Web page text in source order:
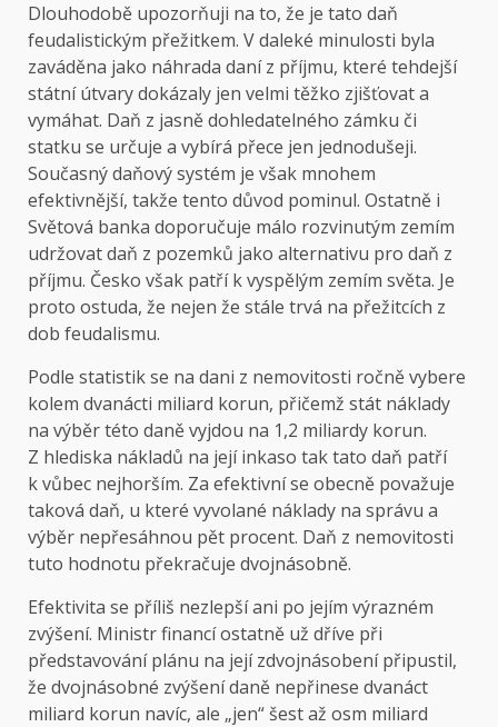
Dlouhodobě upozorňuji na to, že je tato daň
feudalistickým přežitkem. V daleké minulosti byla
zaváděna jako náhrada daní z příjmu, které tehdejší
státní útvary dokázaly jen velmi těžko zjišťovat a
vymáhat. Daň z jasně dohledatelného zámku či
statku se určuje a vybírá přece jen jednodušeji.
Současný daňový systém je však mnohem
efektivnější, takže tento důvod pominul. Ostatně i
Světová banka doporučuje málo rozvinutým zemím
udržovat daň z pozemků jako alternativu pro daň z
příjmu. Česko však patří k vyspělým zemím světa. Je
proto ostuda, že nejen že stále trvá na přežitcích z
dob feudalismu.
Podle statistik se na dani z nemovitosti ročně vybere
kolem dvanácti miliard korun, přičemž stát náklady
na výběr této daně vyjdou na 1,2 miliardy korun.
Z hlediska nákladů na její inkaso tak tato daň patří
k vůbec nejhorším. Za efektivní se obecně považuje
taková daň, u které vyvolané náklady na správu a
výběr nepřesáhnou pět procent. Daň z nemovitosti
tuto hodnotu překračuje dvojnásobně.
Efektivita se příliš nezlepší ani po jejím výrazném
zvýšení. Ministr financí ostatně už dříve při
představování plánu na její zdvojnásobení připustil,
že dvojnásobné zvýšení daně nepřinese dvanáct
miliard korun navíc, ale „jen“ šest až osm miliard